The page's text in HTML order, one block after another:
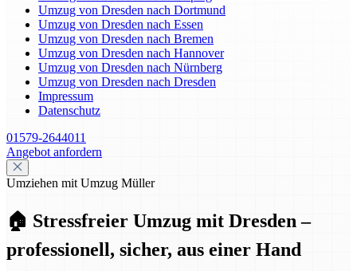
Umzug von Dresden nach Dortmund
Umzug von Dresden nach Essen
Umzug von Dresden nach Bremen
Umzug von Dresden nach Hannover
Umzug von Dresden nach Nürnberg
Umzug von Dresden nach Dresden
Impressum
Datenschutz
01579-2644011
Angebot anfordern
Umziehen mit Umzug Müller
🏠 Stressfreier Umzug mit Dresden –
professionell, sicher, aus einer Hand